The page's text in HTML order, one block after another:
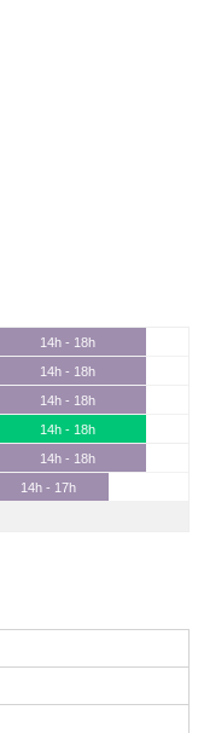
14h - 18h
14h - 18h
14h - 18h
14h - 18h
14h - 18h
14h - 17h